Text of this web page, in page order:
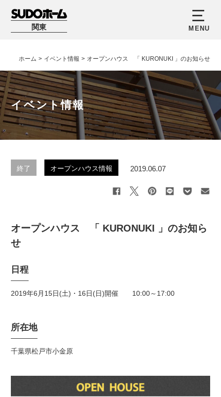
関東
ホーム > イベント情報 > オープンハウス 「 KURONUKI 」のお知らせ
イベント情報
終了 オープンハウス情報 2019.06.07
オープンハウス 「 KURONUKI 」のお知ら
せ
日程
2019年6月15日(土)・16日(日)開催 10:00～17:00
所在地
千葉県松戸市小金原